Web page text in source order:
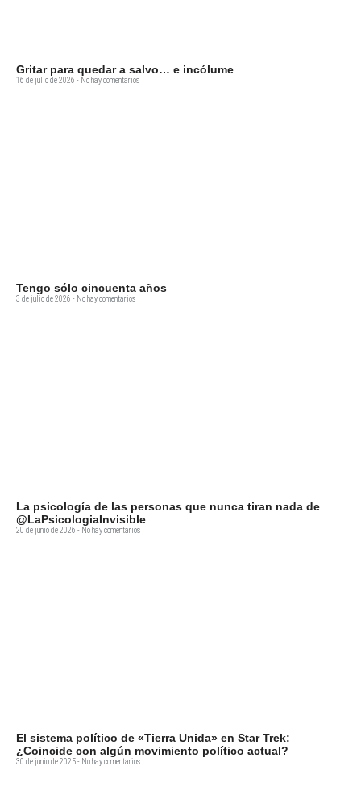
Gritar para quedar a salvo… e incólume
16 de julio de 2026 No hay comentarios
Tengo sólo cincuenta años
3 de julio de 2026 No hay comentarios
La psicología de las personas que nunca tiran nada de
@LaPsicologiaInvisible
20 de junio de 2026 No hay comentarios
El sistema político de «Tierra Unida» en Star Trek:
¿Coincide con algún movimiento político actual?
30 de junio de 2025 No hay comentarios